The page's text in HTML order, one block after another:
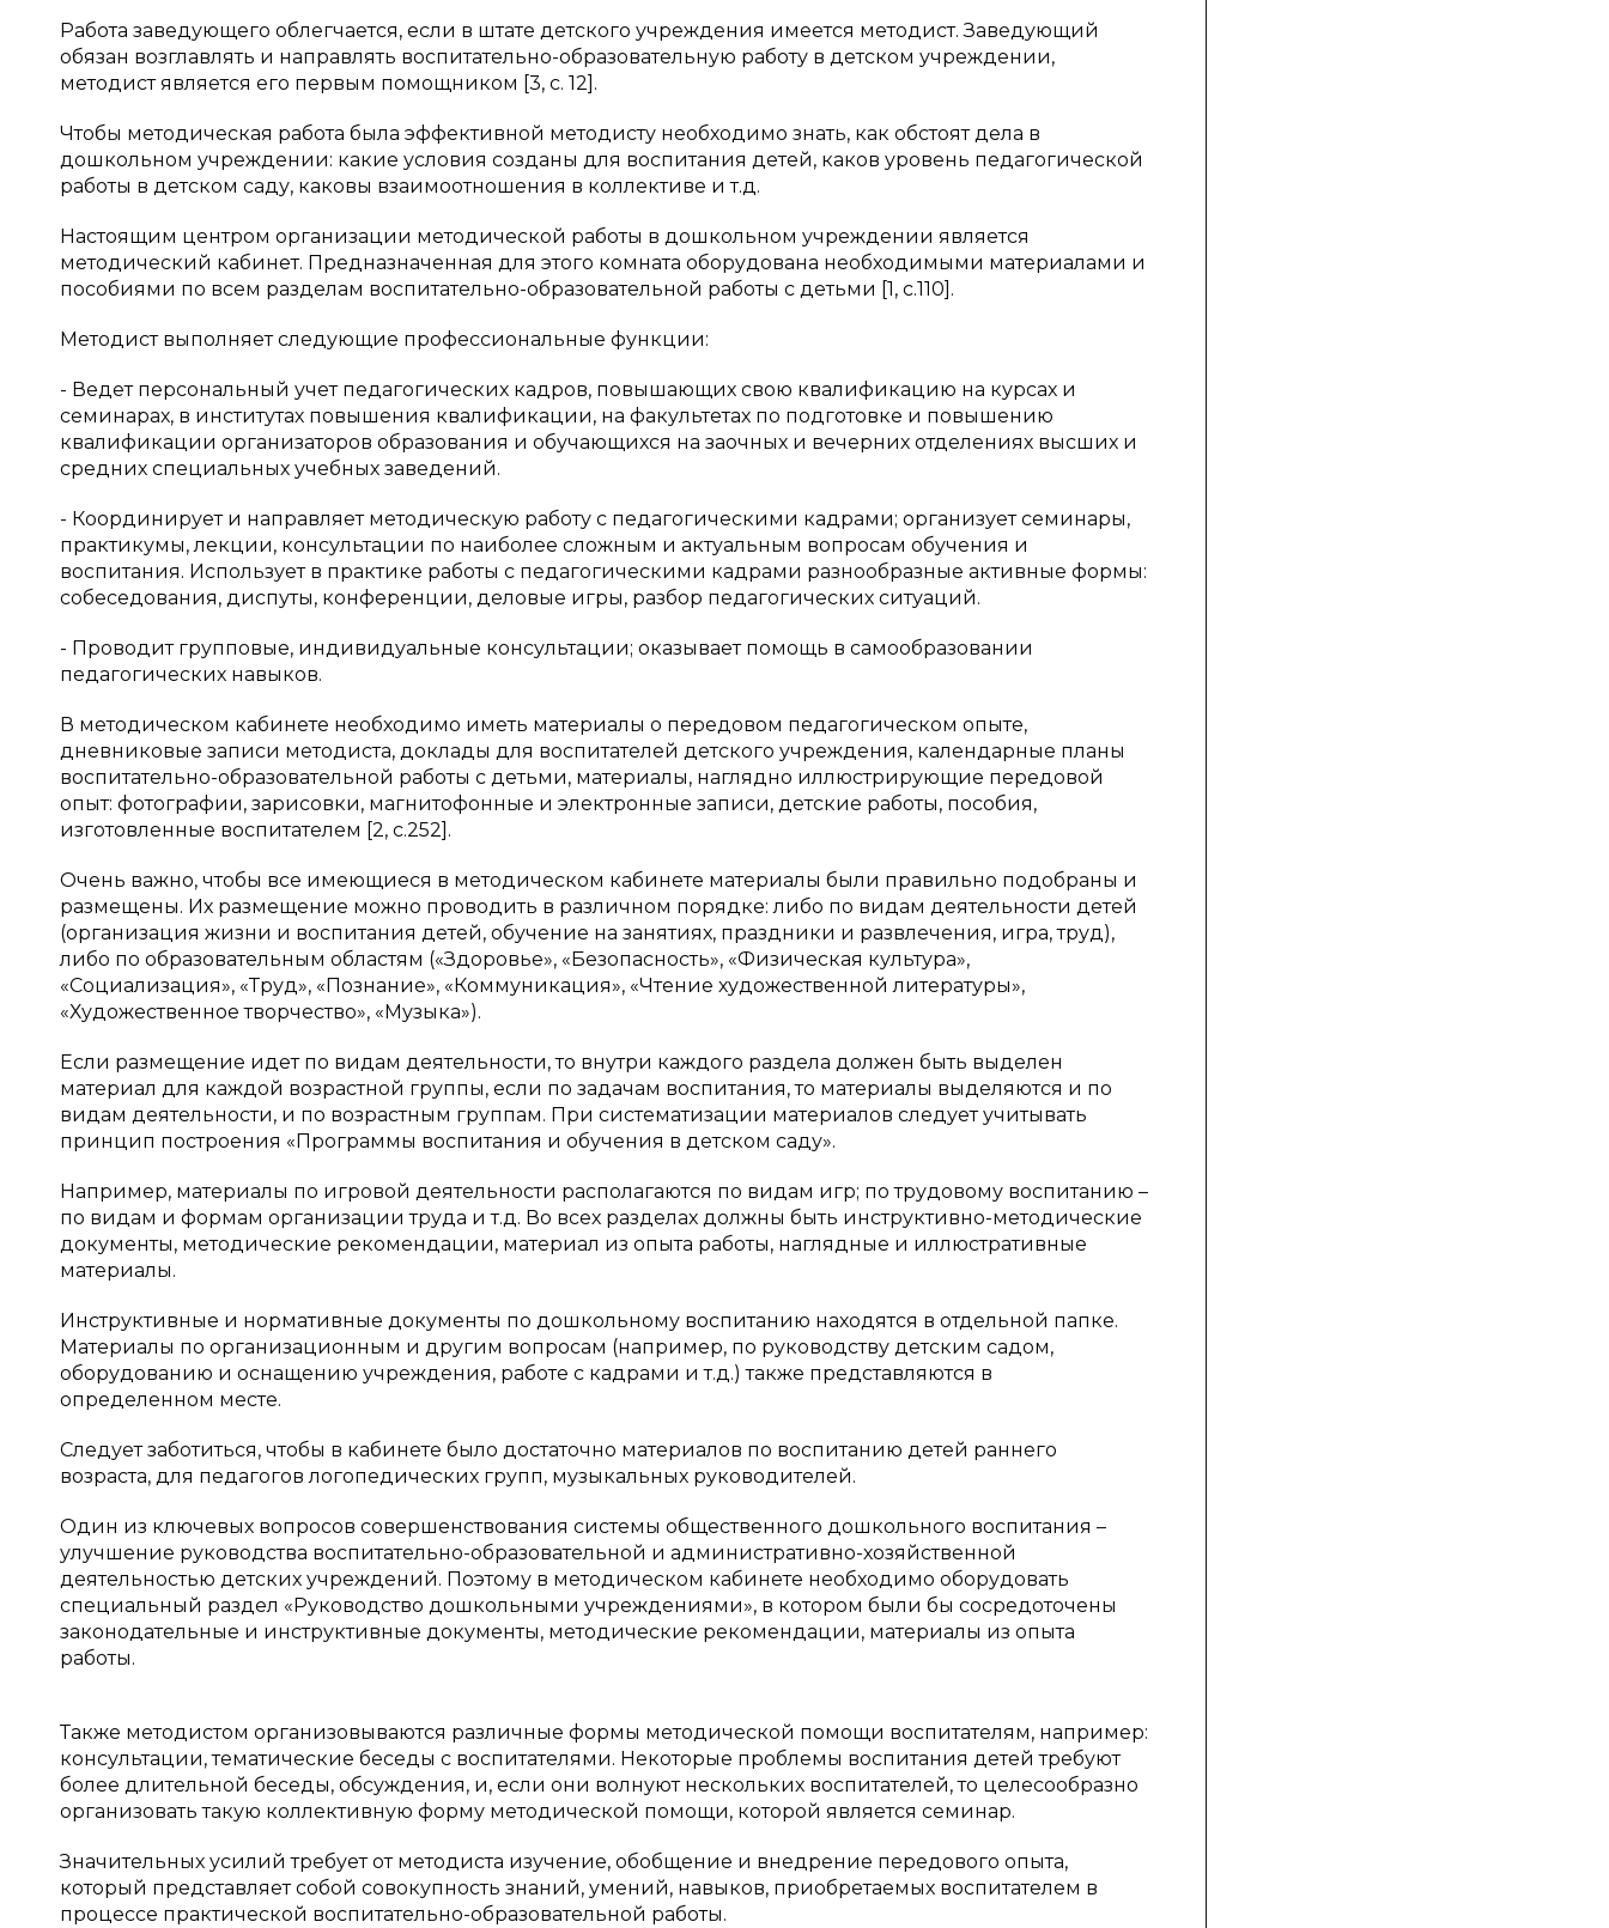
Работа заведующего облегчается, если в штате детского учреждения имеется методист. Заведующий
обязан возглавлять и направлять воспитательно-образовательную работу в детском учреждении,
методист является его первым помощником [3, с. 12].
Чтобы методическая работа была эффективной методисту необходимо знать, как обстоят дела в
дошкольном учреждении: какие условия созданы для воспитания детей, каков уровень педагогической
работы в детском саду, каковы взаимоотношения в коллективе и т.д.
Настоящим центром организации методической работы в дошкольном учреждении является
методический кабинет. Предназначенная для этого комната оборудована необходимыми материалами и
пособиями по всем разделам воспитательно-образовательной работы с детьми [1, с.110].
Методист выполняет следующие профессиональные функции:
- Ведет персональный учет педагогических кадров, повышающих свою квалификацию на курсах и
семинарах, в институтах повышения квалификации, на факультетах по подготовке и повышению
квалификации организаторов образования и обучающихся на заочных и вечерних отделениях высших и
средних специальных учебных заведений.
- Координирует и направляет методическую работу с педагогическими кадрами; организует семинары,
практикумы, лекции, консультации по наиболее сложным и актуальным вопросам обучения и
воспитания. Использует в практике работы с педагогическими кадрами разнообразные активные формы:
собеседования, диспуты, конференции, деловые игры, разбор педагогических ситуаций.
- Проводит групповые, индивидуальные консультации; оказывает помощь в самообразовании
педагогических навыков.
В методическом кабинете необходимо иметь материалы о передовом педагогическом опыте,
дневниковые записи методиста, доклады для воспитателей детского учреждения, календарные планы
воспитательно-образовательной работы с детьми, материалы, наглядно иллюстрирующие передовой
опыт: фотографии, зарисовки, магнитофонные и электронные записи, детские работы, пособия,
изготовленные воспитателем [2, с.252].
Очень важно, чтобы все имеющиеся в методическом кабинете материалы были правильно подобраны и
размещены. Их размещение можно проводить в различном порядке: либо по видам деятельности детей
(организация жизни и воспитания детей, обучение на занятиях, праздники и развлечения, игра, труд),
либо по образовательным областям («Здоровье», «Безопасность», «Физическая культура»,
«Социализация», «Труд», «Познание», «Коммуникация», «Чтение художественной литературы»,
«Художественное творчество», «Музыка»).
Если размещение идет по видам деятельности, то внутри каждого раздела должен быть выделен
материал для каждой возрастной группы, если по задачам воспитания, то материалы выделяются и по
видам деятельности, и по возрастным группам. При систематизации материалов следует учитывать
принцип построения «Программы воспитания и обучения в детском саду».
Например, материалы по игровой деятельности располагаются по видам игр; по трудовому воспитанию –
по видам и формам организации труда и т.д. Во всех разделах должны быть инструктивно-методические
документы, методические рекомендации, материал из опыта работы, наглядные и иллюстративные
материалы.
Инструктивные и нормативные документы по дошкольному воспитанию находятся в отдельной папке.
Материалы по организационным и другим вопросам (например, по руководству детским садом,
оборудованию и оснащению учреждения, работе с кадрами и т.д.) также представляются в
определенном месте.
Следует заботиться, чтобы в кабинете было достаточно материалов по воспитанию детей раннего
возраста, для педагогов логопедических групп, музыкальных руководителей.
Один из ключевых вопросов совершенствования системы общественного дошкольного воспитания –
улучшение руководства воспитательно-образовательной и административно-хозяйственной
деятельностью детских учреждений. Поэтому в методическом кабинете необходимо оборудовать
специальный раздел «Руководство дошкольными учреждениями», в котором были бы сосредоточены
законодательные и инструктивные документы, методические рекомендации, материалы из опыта
работы.
Также методистом организовываются различные формы методической помощи воспитателям, например:
консультации, тематические беседы с воспитателями. Некоторые проблемы воспитания детей требуют
более длительной беседы, обсуждения, и, если они волнуют нескольких воспитателей, то целесообразно
организовать такую коллективную форму методической помощи, которой является семинар.
Значительных усилий требует от методиста изучение, обобщение и внедрение передового опыта,
который представляет собой совокупность знаний, умений, навыков, приобретаемых воспитателем в
процессе практической воспитательно-образовательной работы.